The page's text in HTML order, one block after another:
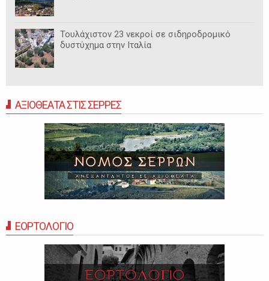
Τουλάχιστον 23 νεκροί σε σιδηροδρομικό
δυστύχημα στην Ιταλία
ΑΞΙΟΘΕΑΤΑ ΣΤΙΣ ΣΕΡΡΕΣ
ΕΟΡΤΟΛΟΓΙΟ